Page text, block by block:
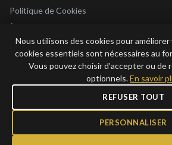
Politique de Cookies
À Propos
Blog
Bijoux en Vogue SAS · SIRET 915 286 975 00015 ·
Nous utilisons des cookies pour
cookies essentiels sont nécessaires au
Vous pouvez choisir d’accepter ou de
optionnels.En savoir
REFUSER TOUT
PERSONNALISER